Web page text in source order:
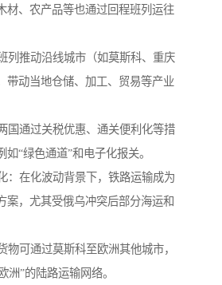
材、农产品等也通过回程班列运往
列推动沿线城市（如莫斯科、重庆
带动当地仓储、加工、贸易等产业
国通过关税优惠、通关便利化等措
“绿色通道”和电子化报关。
：在化波动背景下，铁路运输成为
案，尤其受俄乌冲突后部分海运和
物可通过莫斯科至欧洲其他城市，
洲”的陆路运输网络。